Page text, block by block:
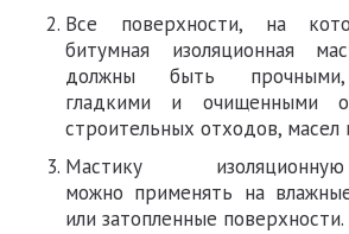
Все поверхности, на
битумная изоляционная
должны быть прочными,
гладкими и очищенными
строительных отходов, масел
Мастику
можно применять на
или затопленные поверхности.